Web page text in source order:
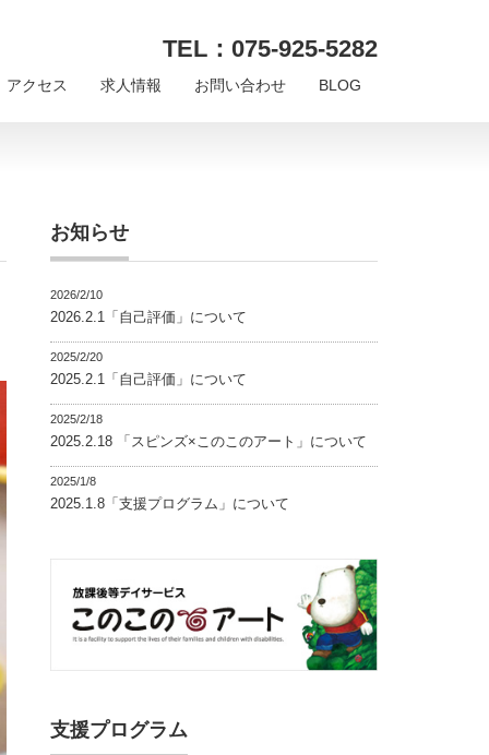
TEL：075-925-5282
アクセス 求人情報 お問い合わせ BLOG
お知らせ
2026/2/10
2026.2.1「自己評価」について
2025/2/20
2025.2.1「自己評価」について
2025/2/18
2025.2.18 「スピンズ×このこのアート」について
2025/1/8
2025.1.8「支援プログラム」について
支援プログラム